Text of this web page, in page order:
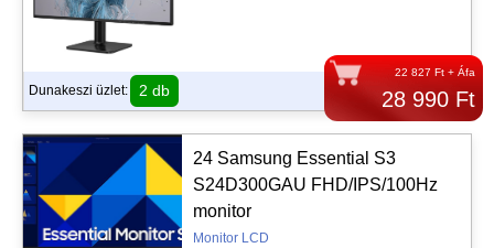
22 827 Ft + Áfa
28 990 Ft
Dunakeszi üzlet: 2 db
24 Samsung Essential S3
S24D300GAU FHD/IPS/100Hz
monitor
Monitor LCD